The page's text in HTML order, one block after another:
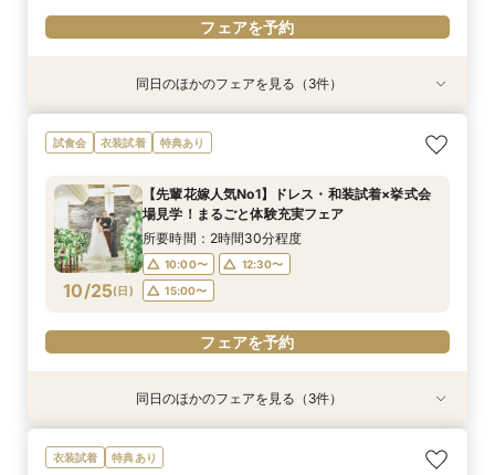
フェアを予約
衣装試着 特典あり
10/24(土)
【選べる挙式スタイル相談】挙式のみ、フォトウ
エディングなどまだ何も決まっていない方向け初
所要時間：2時間30分程度
15:00〜
フェアを予約
10/24(土)
【初めてでも安心！】ご両家顔合わせ・結納相談
会♪
10:00〜
12:30〜
15:00〜
フェアを予約
衣装試着 特典あり
10/24(土)
【地元婚応援！☆マイナビ特典付き☆】アット
ホームウェディング相談会♪
10:00〜
12:30〜
15:00〜
フェアを予約
同日のほかのフェアを見る（3件）
試食会 衣装試着 特典あり
10/25(日)
【先輩花嫁人気No1】ドレス・和装試着×挙式会
場見学！まるごと体験充実フェア
所要時間：2時間30分程度
10:00〜
12:30〜
15:00〜
フェアを予約
衣装試着 特典あり
【選べる挙式スタイル相談】挙式のみ、フォトウ
【初めてでも安心！】ご両家顔合わせ・結納相談
衣装試着 特典あり
【地元婚応援！☆マイナビ特典付き☆】アット
同日のほかのフェアを見る（3件）
衣装試着 特典あり